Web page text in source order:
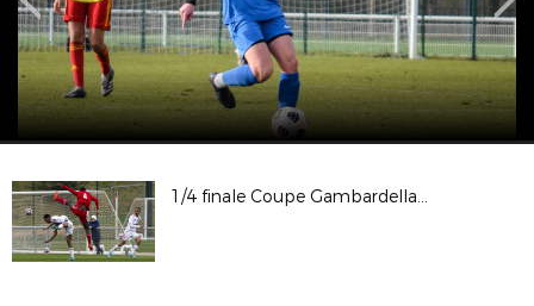
1/4 finale Coupe Gambardella : OL / RCSA